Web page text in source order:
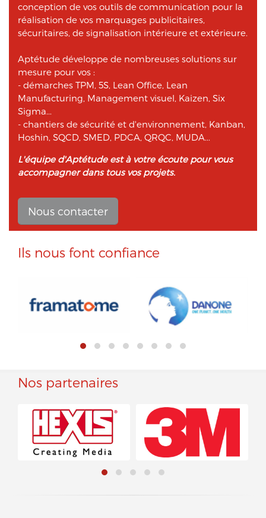
conception de vos outils de communication pour la
réalisation de vos marquages publicitaires,
sécuritaires, de signalisation intérieure et extérieure.
Aptétude développe de nombreuses solutions sur
mesure pour vos :
- démarches TPM, 5S, Lean Office, Lean
Manufacturing, Management visuel, Kaizen, Six
Sigma...
- chantiers de sécurité et d'environnement, Kanban,
Hoshin, SQCD, SMED, PDCA, QRQC, MUDA...
L'équipe d'Aptétude est à votre écoute pour vous
accompagner dans tous vos projets.
Nous contacter
Ils nous font confiance
Nos partenaires